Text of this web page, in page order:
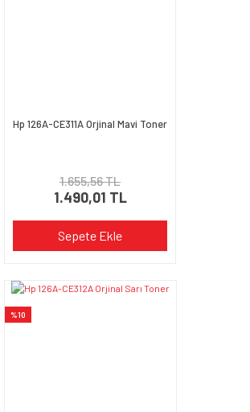
Hp 126A-CE311A Orjinal Mavi Toner
1.655,56 TL
1.490,01 TL
Sepete Ekle
%10